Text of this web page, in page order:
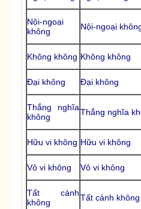
Nội-ngoại
không
Nội-ngoại
Không không Không không
Đại không Đại không
Thắng nghĩa
không
Thắng nghĩa
Hữu vi không Hữu vi không
Vô vi không Vô vi không
Tất cánh
không
Tất cánh không